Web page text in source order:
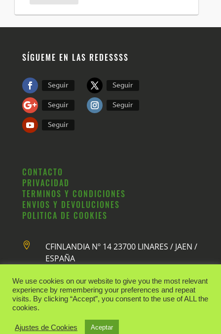
SÍGUEME EN LAS REDESSSS
Seguir Seguir
Seguir Seguir
Seguir
CONTACTO
PRIVACIDAD
TERMINOS Y CONDICIONES
ENVIOS Y DEVOLUCIONES
POLITICA DE COOKIES

CFINLANDIA Nº 14 23700 LINARES / JAEN /
ESPAÑA
 david@supervirgenextra.com
 (+34) 629411052
We use cookies on our website to give you the most relevant
experience by remembering your preferences and repeat
visits. By clicking “Accept”, you consent to the use of ALL the
cookies.
Ajustes de Cookies Aceptar